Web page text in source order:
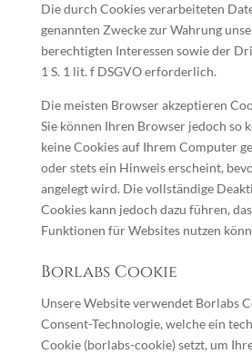
Die durch Cookies verarbeiteten
genannten Zwecke zur Wahrung
berechtigten Interessen sowie der
1 S. 1 lit. f DSGVO erforderlich.
Die meisten Browser akzeptieren
Sie können Ihren Browser jedoch so
keine Cookies auf Ihrem Computer
oder stets ein Hinweis erscheint,
angelegt wird. Die vollständige
Cookies kann jedoch dazu führen,
Funktionen für Websites nutzen
Borlabs Cookie
Unsere Website verwendet Borlabs
Consent-Technologie, welche ein
Cookie (borlabs-cookie) setzt, um